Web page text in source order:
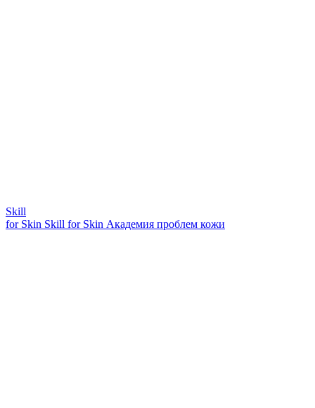
Skill
for Skin Skill for Skin Академия проблем кожи